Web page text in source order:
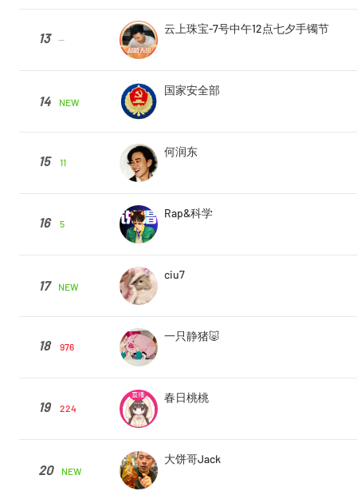
13 --
云上珠宝-7号中午12点七夕手镯节
14 NEW
国家安全部
15 11
何润东
16 5
Rap&科学
17 NEW
ciu7
18 976
一只静猪🐷
19 224
春日桃桃
20 NEW
大饼哥Jack